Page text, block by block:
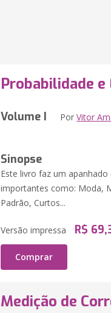
Probabilidade
Volume I PorVitor
Sinopse
Este livro faz um
importantes como: Moda,
Padrão, Curtos...
Versão impressa R$
Comprar
Medição de